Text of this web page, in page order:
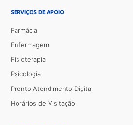
SERVIÇOS DE APOIO
Farmácia
Enfermagem
Fisioterapia
Psicologia
Pronto Atendimento Digital
Horários de Visitação